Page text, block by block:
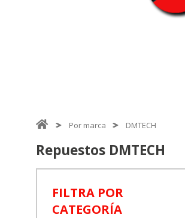
Por marca DMTECH
Repuestos DMTECH
FILTRA POR
CATEGORÍA